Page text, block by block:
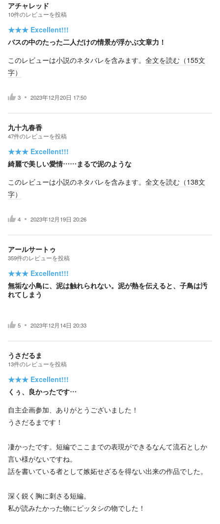
アチャレッド
10件のレビューを投稿
★★★ Excellent!!!
バスの中のたった二人だけの情景が浮かぶ文章力！
このレビューは小説のネタバレを含みます。 全文を読む（155文
字）
3 2023年12月20日 17:50
九十九春香
47件のレビューを投稿
★★★ Excellent!!!
綺麗で美しい愛情……まるで泥のような
このレビューは小説のネタバレを含みます。 全文を読む（138文
字）
4 2023年12月19日 20:26
アールサートゥ
359件のレビューを投稿
★★★ Excellent!!!
無垢な小鳥に、泥は触れられない。泥が熱を伝えると、子鳥は汚
れてしまう
5 2023年12月14日 20:33
うさだるま
13件のレビューを投稿
★★★ Excellent!!!
くぅ、良かったです…
自主企画参加、ありがとうございました！
うさだるまです！
凄かったです。短編でここまでの表現ができるなんて流石としか
言い様がないですね。
話を書いている者として嫉妬せざるを得ない出来の作品でした。
深く鋭く胸に刺さる短編。
私が読みたかった物にピッタシの物でした！